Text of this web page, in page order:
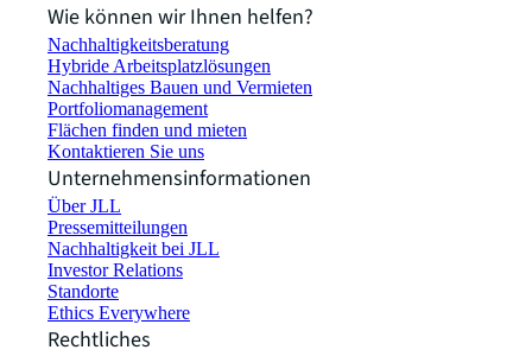
Wie können wir Ihnen helfen?
Nachhaltigkeitsberatung
Hybride Arbeitsplatzlösungen
Nachhaltiges Bauen und Vermieten
Portfoliomanagement
Flächen finden und mieten
Kontaktieren Sie uns
Unternehmensinformationen
Über JLL
Pressemitteilungen
Nachhaltigkeit bei JLL
Investor Relations
Standorte
Ethics Everywhere
Rechtliches